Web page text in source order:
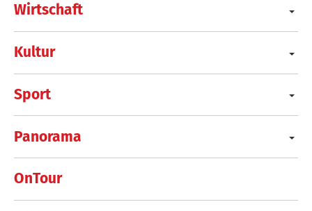
Wirtschaft
Kultur
Sport
Panorama
OnTour